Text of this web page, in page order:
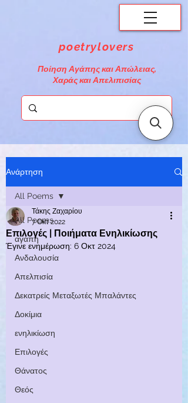
poetrylovers
Ποίηση Αγάπης και Απώλειας,
Χαράς και Απελιπισίας
Ανάρτηση
All Poems
αγάπη
Ανδαλουσία
Απελπισία
Δεκατρείς Μεταξωτές Μπαλάντες
Δοκίμια
ενηλικίωση
Επιλογές
Θάνατος
Θεός
All Poems
Επιλογές | Ποιήματα Ενηλικίωσης
Τάκης Ζαχαρίου
7 Οκτ 2022
Έγινε ενημέρωση: 6 Οκτ 2024